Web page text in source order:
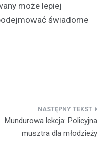
może lepiej
świadome
Mundurowa lekcja: Policyjna
musztra dla młodzieży